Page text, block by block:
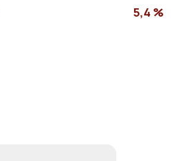
5,4 %